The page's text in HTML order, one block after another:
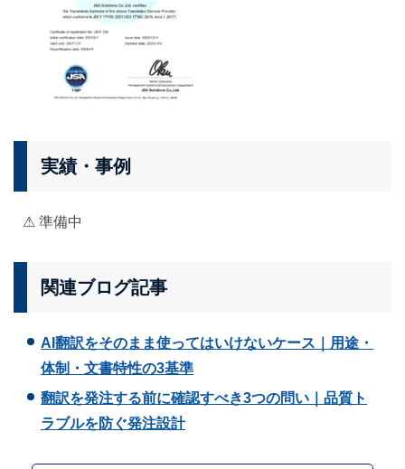
実績・事例
⚠ 準備中
関連ブログ記事
AI翻訳をそのまま使ってはいけないケース｜用途・
体制・文書特性の3基準
翻訳を発注する前に確認すべき3つの問い｜品質ト
ラブルを防ぐ発注設計